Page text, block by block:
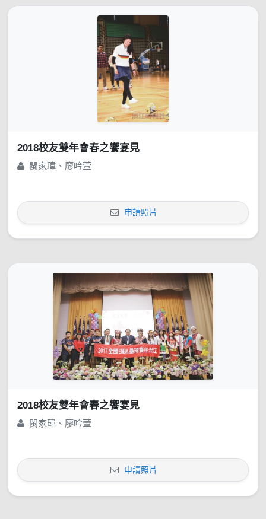
2018校友雙年會春之饗宴見
閩家瑋、廖吟萱
申請照片
2018校友雙年會春之饗宴見
閩家瑋、廖吟萱
申請照片